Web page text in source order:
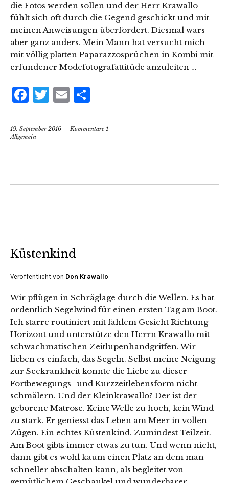
die Fotos werden sollen und der Herr Krawallo
fühlt sich oft durch die Gegend geschickt und mit
meinen Anweisungen überfordert. Diesmal wars
aber ganz anders. Mein Mann hat versucht mich
mit völlig platten Paparazzosprüchen in Kombi mit
erfundener Modefotografattitüde anzuleiten …
Facebook
Twitter
Email
19. September 2016
Kommentare 1
Allgemein
Küstenkind
Veröffentlicht von Don Krawallo
Wir pflügen in Schräglage durch die Wellen. Es hat
ordentlich Segelwind für einen ersten Tag am Boot.
Ich starre routiniert mit fahlem Gesicht Richtung
Horizont und unterstütze den Herrn Krawallo mit
schwachmatischen Zeitlupenhandgriffen. Wir
lieben es einfach, das Segeln. Selbst meine Neigung
zur Seekrankheit konnte die Liebe zu dieser
Fortbewegungs- und Kurzzeitlebensform nicht
schmälern. Und der Kleinkrawallo? Der ist der
geborene Matrose. Keine Welle zu hoch, kein Wind
zu stark. Er geniesst das Leben am Meer in vollen
Zügen. Ein echtes Küstenkind. Zumindest Teilzeit.
Am Boot gibts immer etwas zu tun. Und wenn nicht,
dann gibt es wohl kaum einen Platz an dem man
schneller abschalten kann, als begleitet von